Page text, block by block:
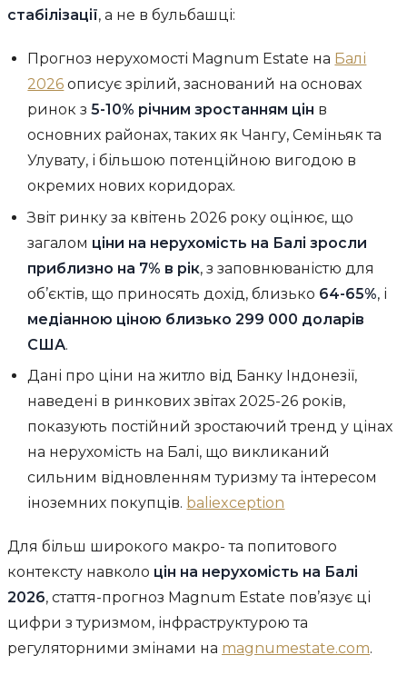
стабілізації, а не в бульбашці:
Прогноз нерухомості Magnum Estate на Балі
2026 описує зрілий, заснований на основах
ринок з5-10% річним зростанням цін в
основних районах, таких як Чангу, Семіньяк та
Улувату, і більшою потенційною вигодою в
окремих нових коридорах.
Звіт ринку за квітень 2026 року оцінює, що
загалом ціни на нерухомість на Балі зросли
приблизно на 7% в рік, з заповнюваністю для
об’єктів, що приносять дохід, близько 64-65%, і
медіанною ціною близько 299 000 доларів
США.
Дані про ціни на житло від Банку Індонезії,
наведені в ринкових звітах 2025-26 років,
показують постійний зростаючий тренд у цінах
на нерухомість на Балі, що викликаний
сильним відновленням туризму та інтересом
іноземних покупців. baliexception
Для більш широкого макро- та попитового
контексту навколо цін на нерухомість на Балі
2026, стаття-прогноз Magnum Estate пов’язує ці
цифри з туризмом, інфраструктурою та
регуляторними змінами на magnumestate.com.